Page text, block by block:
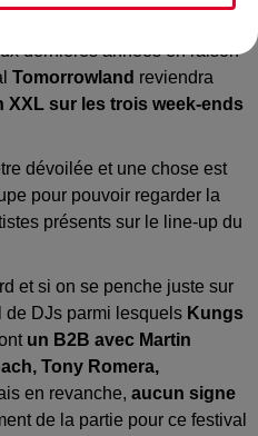
exceptionnelle.
dernières années en raison
Tomorrowland reviendra
XXL sur les trois week-ends
dévoilée et une chose est
pour pouvoir regarder la
présents sur le line-up du
et si on se penche juste sur
de DJs parmi lesquels Kungs
un B2B avec Martin
Tony Romera,
en revanche, aucun signe
de la partie pour ce festival